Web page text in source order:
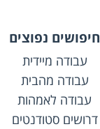
חיפושים נפוצים
עבודה מיידית
עבודה מהבית
עבודה לאמהות
דרושים סטודנטים